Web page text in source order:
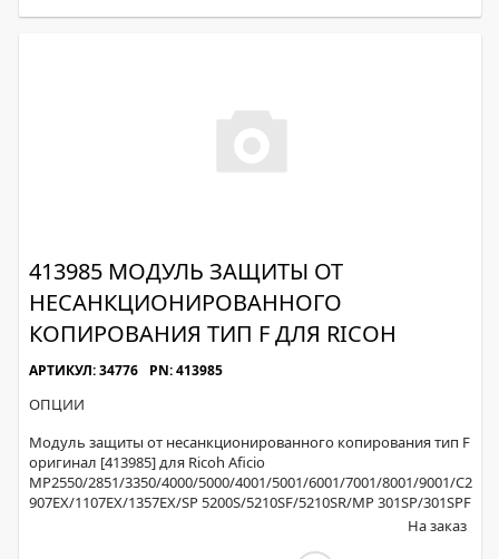
413985 МОДУЛЬ ЗАЩИТЫ ОТ
НЕСАНКЦИОНИРОВАННОГО
КОПИРОВАНИЯ ТИП F ДЛЯ RICOH
АРТИКУЛ: 34776 PN: 413985
ОПЦИИ
Модуль защиты от несанкционированного копирования тип F
оригинал [413985] для Ricoh Aficio
MP2550/2851/3350/4000/5000/4001/5001/6001/7001/8001/9001/
907EX/1107EX/1357EX/SP 5200S/5210SF/5210SR/MP 301SP/301SPF
На заказ